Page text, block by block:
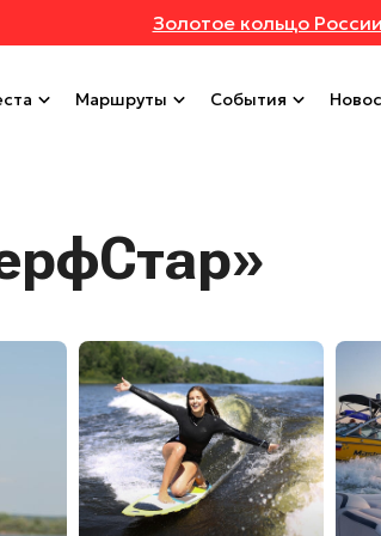
Золотое кольцо России
Маршруты События